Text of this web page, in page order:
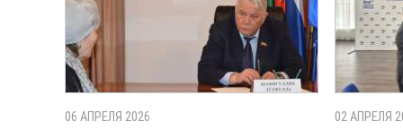
06 АПРЕЛЯ 2026 02 АПРЕЛЯ